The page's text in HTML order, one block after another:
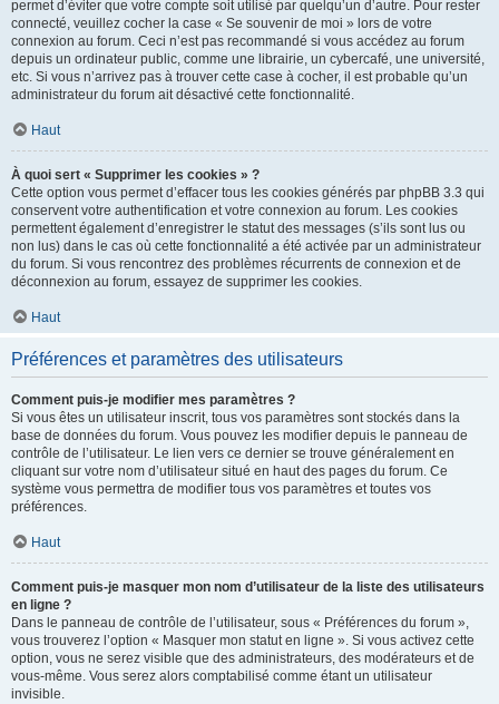
permet d’éviter que votre compte soit utilisé par quelqu’un d’autre. Pour rester
connecté, veuillez cocher la case « Se souvenir de moi » lors de votre
connexion au forum. Ceci n’est pas recommandé si vous accédez au forum
depuis un ordinateur public, comme une librairie, un cybercafé, une université,
etc. Si vous n’arrivez pas à trouver cette case à cocher, il est probable qu’un
administrateur du forum ait désactivé cette fonctionnalité.
Haut
À quoi sert « Supprimer les cookies » ?
Cette option vous permet d’effacer tous les cookies générés par phpBB 3.3 qui
conservent votre authentification et votre connexion au forum. Les cookies
permettent également d’enregistrer le statut des messages (s’ils sont lus ou
non lus) dans le cas où cette fonctionnalité a été activée par un administrateur
du forum. Si vous rencontrez des problèmes récurrents de connexion et de
déconnexion au forum, essayez de supprimer les cookies.
Haut
Préférences et paramètres des utilisateurs
Comment puis-je modifier mes paramètres ?
Si vous êtes un utilisateur inscrit, tous vos paramètres sont stockés dans la
base de données du forum. Vous pouvez les modifier depuis le panneau de
contrôle de l’utilisateur. Le lien vers ce dernier se trouve généralement en
cliquant sur votre nom d’utilisateur situé en haut des pages du forum. Ce
système vous permettra de modifier tous vos paramètres et toutes vos
préférences.
Haut
Comment puis-je masquer mon nom d’utilisateur de la liste des utilisateurs
en ligne ?
Dans le panneau de contrôle de l’utilisateur, sous « Préférences du forum »,
vous trouverez l’option « Masquer mon statut en ligne ». Si vous activez cette
option, vous ne serez visible que des administrateurs, des modérateurs et de
vous-même. Vous serez alors comptabilisé comme étant un utilisateur
invisible.